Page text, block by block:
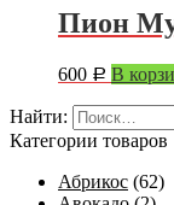
Пион
600 Р В
Найти:
Категории товаров
Абрикос (62)